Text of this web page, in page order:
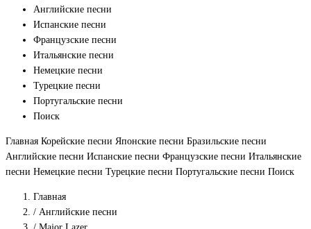
Английские песни
Испанские песни
Французские песни
Итальянские песни
Немецкие песни
Турецкие песни
Португальские песни
Поиск
Главная Корейские песни Японские песни Бразильские песни
Английские песни Испанские песни Французские песни Итальянские
песни Немецкие песни Турецкие песни Португальские песни Поиск
Главная
/ Английские песни